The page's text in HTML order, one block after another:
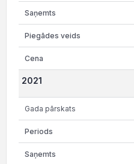
2021
Gada pārskats